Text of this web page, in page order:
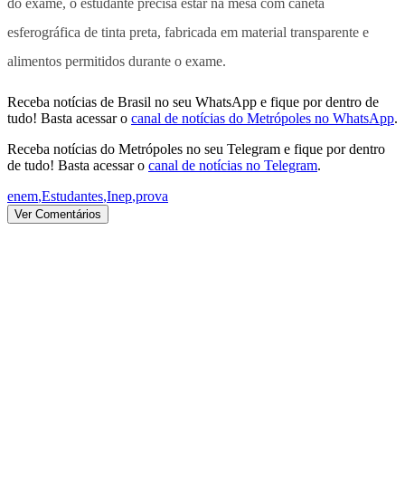
esferográfica de tinta preta, fabricada em material transparente e
alimentos permitidos durante o exame.
Receba notícias de Brasil no seu WhatsApp e fique por dentro de
tudo! Basta acessar o canal de notícias do Metrópoles no WhatsApp.
Receba notícias do Metrópoles no seu Telegram e fique por dentro
de tudo! Basta acessar o canal de notícias no Telegram.
enem,Estudantes,Inep,prova
Ver Comentários